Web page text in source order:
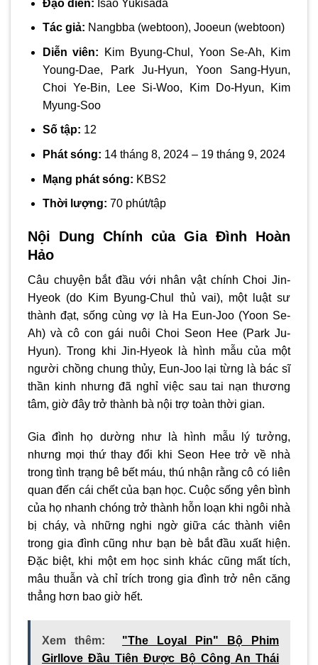
Đạo diễn: Isao Yukisada
Tác giả: Nangbba (webtoon), Jooeun (webtoon)
Diễn viên: Kim Byung-Chul, Yoon Se-Ah, Kim
Young-Dae, Park Ju-Hyun, Yoon Sang-Hyun,
Choi Ye-Bin, Lee Si-Woo, Kim Do-Hyun, Kim
Myung-Soo
Số tập: 12
Phát sóng: 14 tháng 8, 2024 – 19 tháng 9, 2024
Mạng phát sóng: KBS2
Thời lượng: 70 phút/tập
Nội Dung Chính của Gia Đình Hoàn
Hảo
Câu chuyện bắt đầu với nhân vật chính Choi Jin-
Hyeok (do Kim Byung-Chul thủ vai), một luật sư
thành đạt, sống cùng vợ là Ha Eun-Joo (Yoon Se-
Ah) và cô con gái nuôi Choi Seon Hee (Park Ju-
Hyun). Trong khi Jin-Hyeok là hình mẫu của một
người chồng chung thủy, Eun-Joo lại từng là bác sĩ
thần kinh nhưng đã nghỉ việc sau tai nạn thương
tâm, giờ đây trở thành bà nội trợ toàn thời gian.
Gia đình họ dường như là hình mẫu lý tưởng,
nhưng mọi thứ thay đổi khi Seon Hee trở về nhà
trong tình trạng bê bết máu, thú nhận rằng cô có liên
quan đến cái chết của bạn học. Cuộc sống yên bình
của họ nhanh chóng trở thành hỗn loạn khi ngôi nhà
bị cháy, và những nghi ngờ giữa các thành viên
trong gia đình cũng như bạn bè bắt đầu xuất hiện.
Đặc biệt, khi một em học sinh khác cũng mất tích,
mâu thuẫn và chỉ trích trong gia đình trở nên căng
thẳng hơn bao giờ hết.
Xem thêm:
"The Loyal Pin" Bộ Phim
Girllove Đầu Tiên Được Bộ Công An Thái